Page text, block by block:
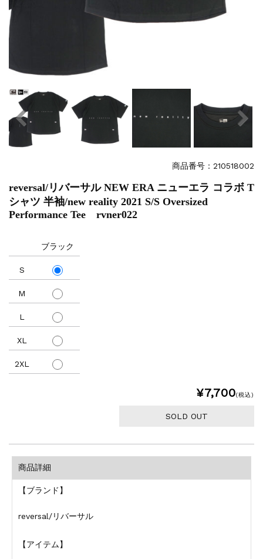
商品番号：210518002
reversal/リバーサル NEW ERA ニューエラ コラボ T
シャツ 半袖/new reality 2021 S/S Oversized
Performance Tee rvner022
S
M
L
XL
2XL
ブラック
¥7,700(税込)
SOLD OUT
商品詳細
【ブランド】
reversal/リバーサル
【アイテム】